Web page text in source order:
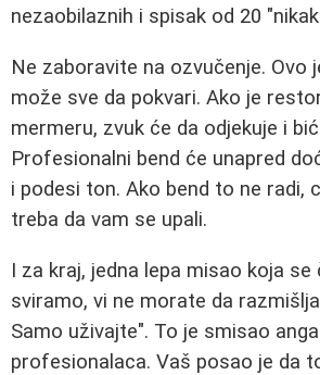
nezaobilaznih i spisak od 20
Ne zaboravite na ozvučenje. Ovo
može sve da pokvari. Ako je
mermeru, zvuk će da odjekuje i
Profesionalni bend će unapred
i podesi ton. Ako bend to ne radi,
treba da vam se upali.
I za kraj, jedna lepa misao koja se
sviramo, vi ne morate da
Samo uživajte". To je smisao
profesionalaca. Vaš posao je da